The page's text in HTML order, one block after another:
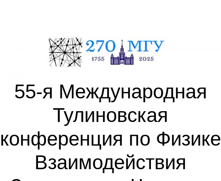
55-я Международная
Тулиновская
конференция по Физике
Взаимодействия